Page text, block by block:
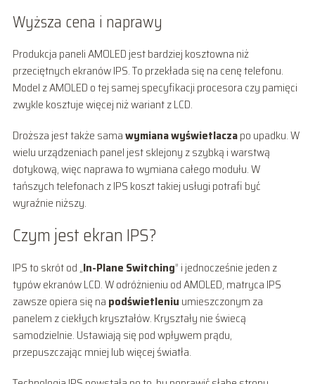
Wyższa cena i naprawy
Produkcja paneli AMOLED jest bardziej kosztowna niż
przeciętnych ekranów IPS. To przekłada się na cenę telefonu.
Model z AMOLED o tej samej specyfikacji procesora czy pamięci
zwykle kosztuje więcej niż wariant z LCD.
Droższa jest także samawymiana wyświetlaczapo upadku. W
wielu urządzeniach panel jest sklejony z szybką i warstwą
dotykową, więc naprawa to wymiana całego modułu. W
tańszych telefonach z IPS koszt takiej usługi potrafi być
wyraźnie niższy.
Czym jest ekran IPS?
IPS to skrót od „In-Plane Switching” i jednocześnie jeden z
typów ekranów LCD. W odróżnieniu od AMOLED, matryca IPS
zawsze opiera się na podświetleniu umieszczonym za
panelem z ciekłych kryształów. Kryształy nie świecą
samodzielnie. Ustawiają się pod wpływem prądu,
przepuszczając mniej lub więcej światła.